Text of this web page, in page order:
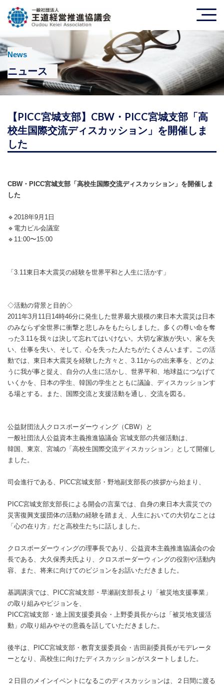
News
ニュース
【PICC宮城支部】CBW・PICC宮城支部「高
校生国際交流ディスカッション」を開催しま
した
CBW・ PICC宮城支部「高校生国際交流ディスカッション」を開催しま
した
🔹 2018年9月 1 日
🔹 電力ビル会議室
🔹 11:00〜15:00
「 3.11東日本大震災の経験を世界平和と人生に活かす」
◇活動の背景と目的◇
2011年3月 11 日 14時46分に発生した世界最大規模の東日本大震災は日本
のみならず全世界に衝撃と悲しみをもたらしました。多くの尊い命を奪
った3.11を我々は決して忘れてはいけない。大切な家族が失い、家を失
い、仕事を失い、そして、心を失った人たちがたくさんいます。この活
動では、東日本大震災を経験した方々と、 3.11からの出来事を、どのよ
うに我が事と捉え、自分の人生に活かし、世界平和、地球益につなげて
いくかを、日本の学生、韓国の学生とともに議論、ディスカッションす
る場とする。また、国際交流と支援活動を通し、交流を図る。
公益財団法人クロスボーダーウィング（CBW）と
一般社団法人公益資本主義推進協議会 宮城支部の共催活動は、
韓国、東京、宮城の「高校生国際交流ディスカッション」として開催し
ました。
司会進行である、 PICC宮城支部・野地副支部長の挨拶から始まり、
PICC宮城支部支部長による開会の言葉では、自身の東日本大震災での
災害復興支援団体の活動の経験を踏まえ、人生においての大切なことは
「心の在り方」だと高校生たちに話しました。
クロスボーダーウィングの理事長であり、公益資本主義推進協議会の会
長である、大久保秀夫氏より、クロスボーダーウィングの役割や活動内
容、また、将来に向けてのビジョンをお話いただきました。
基調講演では、 PICC宮城支部・早瀬副支部長より「被災地支援事業」
の取り組みやビジョンを、
PICC宮城支部・途上国支援委員会・上野委員長からは「被災地支援活
動」の取り組みやその意義を話していただきました。
後半は、 PICC宮城支部・教育支援委員会・吉田副委員長がモデレータ
ーとなり、高校生に向けたディスカッションがスタートしました。
２日目のメインイベントになるこのディスカッションは、２日間に渡る